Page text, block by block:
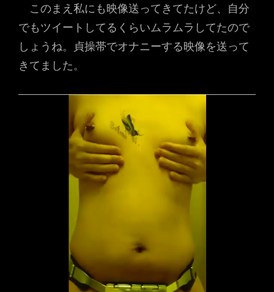
このまえ私にも映像送ってきてたけど、自分
でもツイートしてるくらいムラムラしてたので
しょうね。貞操帯でオナニーする映像を送って
きてました。